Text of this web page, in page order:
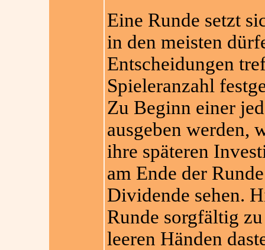
Eine Runde setzt
in den meisten
Entscheidungen
Spieleranzahl
Zu Beginn einer
ausgeben werden,
ihre späteren
am Ende der
Dividende sehen.
Runde sorgfältig
leeren Händen